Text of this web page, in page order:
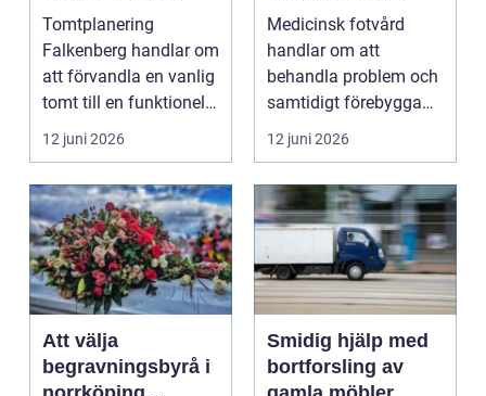
genomtänkt
trädgård som
håller över tid
Tomtplanering
Falkenberg handlar om
att förvandla en vanlig
tomt till en funktionell,
vacker oc...
12 juni 2026
vardagskomfort
Medicinsk fotvård
handlar om att
behandla problem och
samtidigt förebygga
framtida besvär. För
många...
12 juni 2026
Att välja
begravningsbyrå i
Smidig hjälp med
bortforsling av